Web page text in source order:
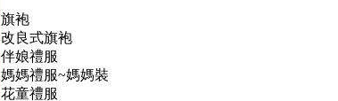
旗袍
改良式旗袍
伴娘禮服
媽媽禮服~媽媽裝
花童禮服